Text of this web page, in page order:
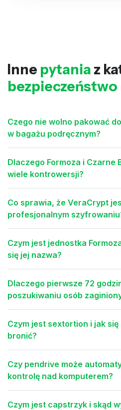
Inne pytania z
Czego nie wolno pakować
w bagażu podręcznym?
Dlaczego Formoza i Czarne
wiele kontrowersji?
Co sprawia, że VeraCrypt
profesjonalnym
Czym jest jednostka
się jej nazwa?
Dlaczego pierwsze 72
poszukiwaniu osób
Czym jest sextortion i jak się
bronić?
Czy pendrive może
kontrolę nad komputerem?
Czym jest capstrzyk i skąd